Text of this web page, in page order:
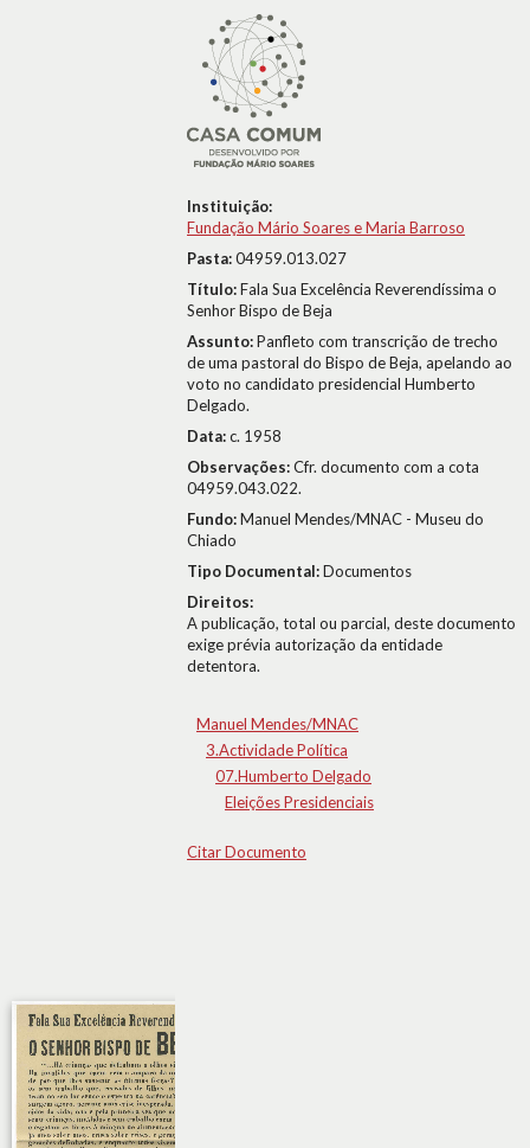
Instituição:
Fundação Mário Soares e Maria Barroso
Pasta:04959.013.027
Título:Fala Sua Excelência Reverendíssima o
Senhor Bispo de Beja
Assunto:Panfleto com transcrição de trecho
de uma pastoral do Bispo de Beja, apelando ao
voto no candidato presidencial Humberto
Delgado.
Data:c. 1958
Observações:Cfr. documento com a cota
04959.043.022.
Fundo:Manuel Mendes/MNAC - Museu do
Chiado
Tipo Documental:Documentos
Direitos:
A publicação, total ou parcial, deste documento
exige prévia autorização da entidade
detentora.
Manuel Mendes/MNAC
3.Actividade Política
07.Humberto Delgado
Eleições Presidenciais
Citar Documento